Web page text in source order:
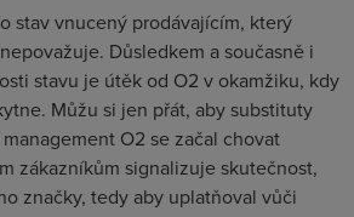
stav vnucený prodávajícím, který
Důsledkem a současně i
stavu je útěk od O2 v okamžiku, kdy
Můžu si jen přát, aby substituty
O2 se začal chovat
zákazníkům signalizuje skutečnost,
značky, tedy aby uplatňoval vůči